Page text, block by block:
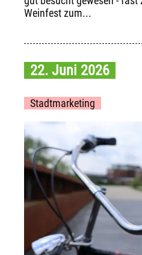
Weinfest zum...
22. Juni 2026
Stadtmarketing